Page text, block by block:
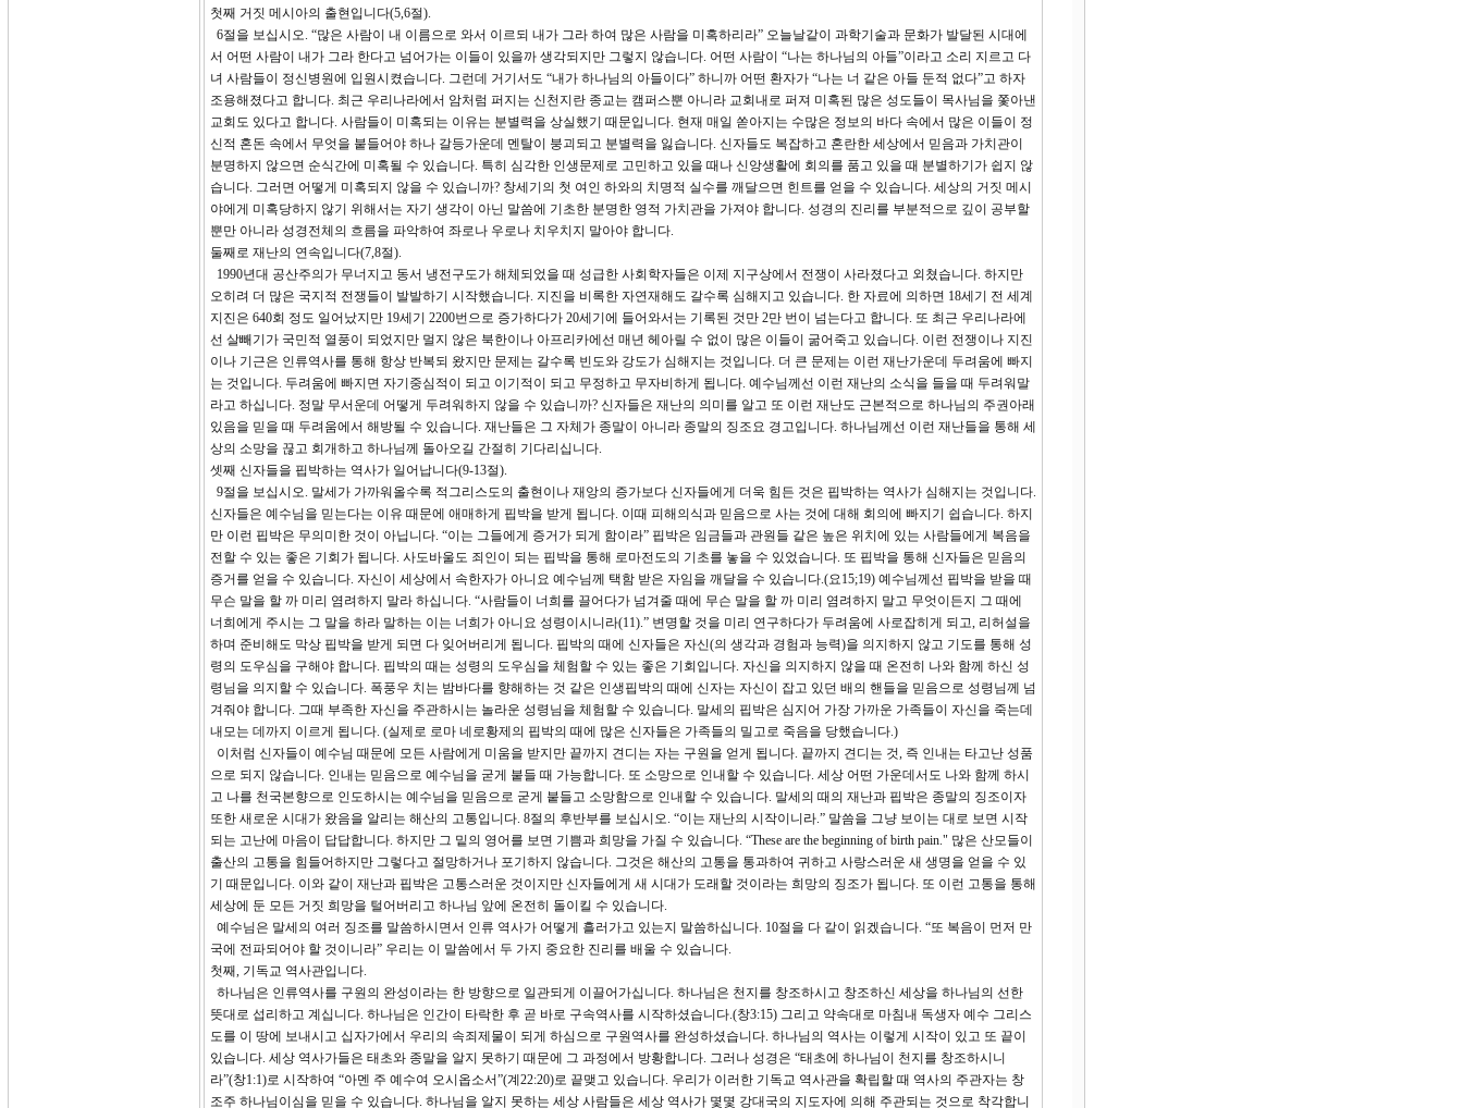
첫째 거짓 메시아의 출현입니다(5,6절).
6절을 보십시오. “많은 사람이 내 이름으로 와서 이르되 내가 그라 하여 많은 사람을 미혹하리라” 오늘날같이 과학기술과 문화가 발달된 시대에
서 어떤 사람이 내가 그라 한다고 넘어가는 이들이 있을까 생각되지만 그렇지 않습니다. 어떤 사람이 “나는 하나님의 아들”이라고 소리 지르고 다
녀 사람들이 정신병원에 입원시켰습니다. 그런데 거기서도 “내가 하나님의 아들이다” 하니까 어떤 환자가 “나는 너 같은 아들 둔적 없다”고 하자
조용해졌다고 합니다. 최근 우리나라에서 암처럼 퍼지는 신천지란 종교는 캠퍼스뿐 아니라 교회내로 퍼져 미혹된 많은 성도들이 목사님을 쫓아낸
교회도 있다고 합니다. 사람들이 미혹되는 이유는 분별력을 상실했기 때문입니다. 현재 매일 쏟아지는 수많은 정보의 바다 속에서 많은 이들이 정
신적 혼돈 속에서 무엇을 붙들어야 하나 갈등가운데 멘탈이 붕괴되고 분별력을 잃습니다. 신자들도 복잡하고 혼란한 세상에서 믿음과 가치관이
분명하지 않으면 순식간에 미혹될 수 있습니다. 특히 심각한 인생문제로 고민하고 있을 때나 신앙생활에 회의를 품고 있을 때 분별하기가 쉽지 않
습니다. 그러면 어떻게 미혹되지 않을 수 있습니까? 창세기의 첫 여인 하와의 치명적 실수를 깨달으면 힌트를 얻을 수 있습니다. 세상의 거짓 메시
야에게 미혹당하지 않기 위해서는 자기 생각이 아닌 말씀에 기초한 분명한 영적 가치관을 가져야 합니다. 성경의 진리를 부분적으로 깊이 공부할
뿐만 아니라 성경전체의 흐름을 파악하여 좌로나 우로나 치우치지 말아야 합니다.
둘째로 재난의 연속입니다(7,8절).
1990년대 공산주의가 무너지고 동서 냉전구도가 해체되었을 때 성급한 사회학자들은 이제 지구상에서 전쟁이 사라졌다고 외쳤습니다. 하지만
오히려 더 많은 국지적 전쟁들이 발발하기 시작했습니다. 지진을 비록한 자연재해도 갈수록 심해지고 있습니다. 한 자료에 의하면 18세기 전 세계
지진은 640회 정도 일어났지만 19세기 2200번으로 증가하다가 20세기에 들어와서는 기록된 것만 2만 번이 넘는다고 합니다. 또 최근 우리나라에
선 살빼기가 국민적 열풍이 되었지만 멀지 않은 북한이나 아프리카에선 매년 헤아릴 수 없이 많은 이들이 굶어죽고 있습니다. 이런 전쟁이나 지진
이나 기근은 인류역사를 통해 항상 반복되 왔지만 문제는 갈수록 빈도와 강도가 심해지는 것입니다. 더 큰 문제는 이런 재난가운데 두려움에 빠지
는 것입니다. 두려움에 빠지면 자기중심적이 되고 이기적이 되고 무정하고 무자비하게 됩니다. 예수님께선 이런 재난의 소식을 들을 때 두려워말
라고 하십니다. 정말 무서운데 어떻게 두려워하지 않을 수 있습니까? 신자들은 재난의 의미를 알고 또 이런 재난도 근본적으로 하나님의 주권아래
있음을 믿을 때 두려움에서 해방될 수 있습니다. 재난들은 그 자체가 종말이 아니라 종말의 징조요 경고입니다. 하나님께선 이런 재난들을 통해 세
상의 소망을 끊고 회개하고 하나님께 돌아오길 간절히 기다리십니다.
셋째 신자들을 핍박하는 역사가 일어납니다(9-13절).
9절을 보십시오. 말세가 가까워올수록 적그리스도의 출현이나 재앙의 증가보다 신자들에게 더욱 힘든 것은 핍박하는 역사가 심해지는 것입니다.
신자들은 예수님을 믿는다는 이유 때문에 애매하게 핍박을 받게 됩니다. 이때 피해의식과 믿음으로 사는 것에 대해 회의에 빠지기 쉽습니다. 하지
만 이런 핍박은 무의미한 것이 아닙니다. “이는 그들에게 증거가 되게 함이라” 핍박은 임금들과 관원들 같은 높은 위치에 있는 사람들에게 복음을
전할 수 있는 좋은 기회가 됩니다. 사도바울도 죄인이 되는 핍박을 통해 로마전도의 기초를 놓을 수 있었습니다. 또 핍박을 통해 신자들은 믿음의
증거를 얻을 수 있습니다. 자신이 세상에서 속한자가 아니요 예수님께 택함 받은 자임을 깨달을 수 있습니다.(요15;19) 예수님께선 핍박을 받을 때
무슨 말을 할 까 미리 염려하지 말라 하십니다. “사람들이 너희를 끌어다가 넘겨줄 때에 무슨 말을 할 까 미리 염려하지 말고 무엇이든지 그 때에
너희에게 주시는 그 말을 하라 말하는 이는 너희가 아니요 성령이시니라(11).” 변명할 것을 미리 연구하다가 두려움에 사로잡히게 되고, 리허설을
하며 준비해도 막상 핍박을 받게 되면 다 잊어버리게 됩니다. 핍박의 때에 신자들은 자신(의 생각과 경험과 능력)을 의지하지 않고 기도를 통해 성
령의 도우심을 구해야 합니다. 핍박의 때는 성령의 도우심을 체험할 수 있는 좋은 기회입니다. 자신을 의지하지 않을 때 온전히 나와 함께 하신 성
령님을 의지할 수 있습니다. 폭풍우 치는 밤바다를 향해하는 것 같은 인생핍박의 때에 신자는 자신이 잡고 있던 배의 핸들을 믿음으로 성령님께 넘
겨줘야 합니다. 그때 부족한 자신을 주관하시는 놀라운 성령님을 체험할 수 있습니다. 말세의 핍박은 심지어 가장 가까운 가족들이 자신을 죽는데
내모는 데까지 이르게 됩니다. (실제로 로마 네로황제의 핍박의 때에 많은 신자들은 가족들의 밀고로 죽음을 당했습니다.)
이처럼 신자들이 예수님 때문에 모든 사람에게 미움을 받지만 끝까지 견디는 자는 구원을 얻게 됩니다. 끝까지 견디는 것, 즉 인내는 타고난 성품
으로 되지 않습니다. 인내는 믿음으로 예수님을 굳게 붙들 때 가능합니다. 또 소망으로 인내할 수 있습니다. 세상 어떤 가운데서도 나와 함께 하시
고 나를 천국본향으로 인도하시는 예수님을 믿음으로 굳게 붙들고 소망함으로 인내할 수 있습니다. 말세의 때의 재난과 핍박은 종말의 징조이자
또한 새로운 시대가 왔음을 알리는 해산의 고통입니다. 8절의 후반부를 보십시오. “이는 재난의 시작이니라.” 말씀을 그냥 보이는 대로 보면 시작
되는 고난에 마음이 답답합니다. 하지만 그 밑의 영어를 보면 기쁨과 희망을 가질 수 있습니다. “These are the beginning of birth pain." 많은 산모들이
출산의 고통을 힘들어하지만 그렇다고 절망하거나 포기하지 않습니다. 그것은 해산의 고통을 통과하여 귀하고 사랑스러운 새 생명을 얻을 수 있
기 때문입니다. 이와 같이 재난과 핍박은 고통스러운 것이지만 신자들에게 새 시대가 도래할 것이라는 희망의 징조가 됩니다. 또 이런 고통을 통해
세상에 둔 모든 거짓 희망을 털어버리고 하나님 앞에 온전히 돌이킬 수 있습니다.
예수님은 말세의 여러 징조를 말씀하시면서 인류 역사가 어떻게 흘러가고 있는지 말씀하십니다. 10절을 다 같이 읽겠습니다. “또 복음이 먼저 만
국에 전파되어야 할 것이니라” 우리는 이 말씀에서 두 가지 중요한 진리를 배울 수 있습니다.
첫째, 기독교 역사관입니다.
하나님은 인류역사를 구원의 완성이라는 한 방향으로 일관되게 이끌어가십니다. 하나님은 천지를 창조하시고 창조하신 세상을 하나님의 선한
뜻대로 섭리하고 계십니다. 하나님은 인간이 타락한 후 곧 바로 구속역사를 시작하셨습니다.(창3:15) 그리고 약속대로 마침내 독생자 예수 그리스
도를 이 땅에 보내시고 십자가에서 우리의 속죄제물이 되게 하심으로 구원역사를 완성하셨습니다. 하나님의 역사는 이렇게 시작이 있고 또 끝이
있습니다. 세상 역사가들은 태초와 종말을 알지 못하기 때문에 그 과정에서 방황합니다. 그러나 성경은 “태초에 하나님이 천지를 창조하시니
라”(창1:1)로 시작하여 “아멘 주 예수여 오시옵소서”(계22:20)로 끝맺고 있습니다. 우리가 이러한 기독교 역사관을 확립할 때 역사의 주관자는 창
조주 하나님이심을 믿을 수 있습니다. 하나님을 알지 못하는 세상 사람들은 세상 역사가 몇몇 강대국의 지도자에 의해 주관되는 것으로 착각합니